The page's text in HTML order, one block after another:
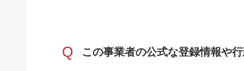
Q この事業者の公式な登録情報や